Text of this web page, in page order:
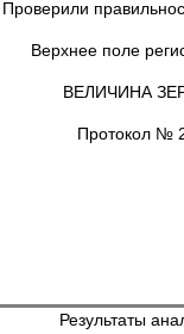
Верхнее поле
ВЕЛИЧИНА
Протокол №
Результаты